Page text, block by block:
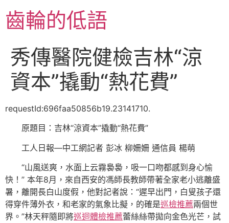
至
主齒輪的低語
秀傳醫院健檢吉林“涼
資本”撬動“熱花費”
requestId:696faa50856b19.23141710.
原題目：吉林“涼資本”撬動“熱花費”
工人日報—中工網記者 彭冰 柳姍姍 通信員 楊萌
“山風送爽，水面上云霧裊裊，吸一口吻都感到身心愉
快！” 本年8月，來自西安的馮師長教師帶著全家老小逃離盛
暑，離開長白山度假，他對記者說：“遲早出門，白叟孩子還
得穿件薄外衣，和老家的氣象比擬，的確是巡檢推薦兩個世
界。”林天秤隨即將巡迴體檢推薦蕾絲絲帶拋向金色光芒，試